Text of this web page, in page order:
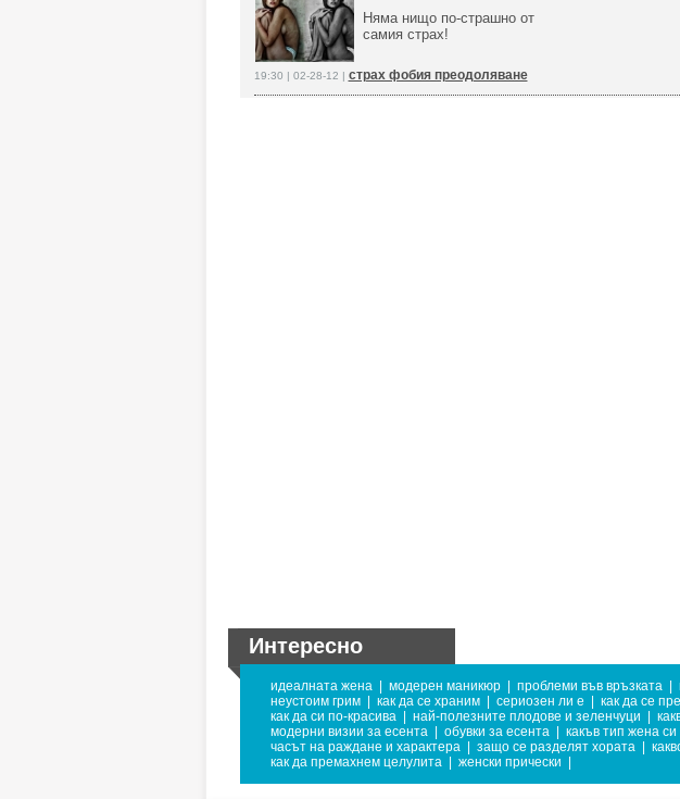
Няма нищо по-страшно от
самия страх!
19:30 | 02-28-12 | страх фобия преодоляване
Интересно
идеалната жена модерен маникюр проблеми във връзката
неустоим грим
как да се храним сериозен ли е как да се
как да си по-красива
най-полезните плодове и зеленчуци
модерни визии за есента
обувки за есента какъв тип жена си
часът на раждане и характера
защо се разделят хората
как да премахнем целулита
женски прически